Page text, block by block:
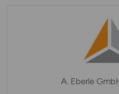
A. Eberle